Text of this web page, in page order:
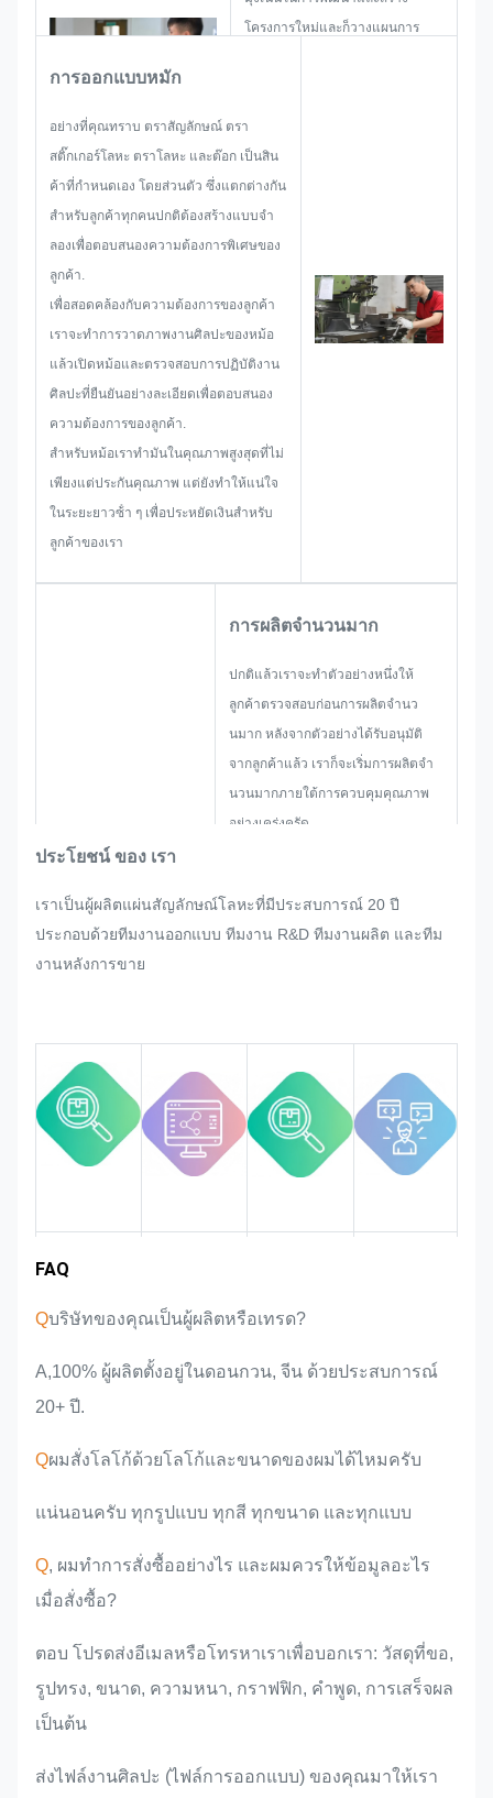
โครงการใหม่และก็วางแผนการ
สติ๊กเกอร์โลหะ, ตราสติ๊กเกอร์โลหะ
นั้น ทีมงานของเราจึงมีทักษะที่จะนํา
เสนอคําตอบที่ดีที่สุดให้คุณ
การออกแบบหมัก
อย่างที่คุณทราบ ตราสัญลักษณ์ ตรา
สติ๊กเกอร์โลหะ ตราโลหะ และต๊อก เป็นสิน
ค้าที่กําหนดเอง โดยส่วนตัว ซึ่งแตกต่างกัน
สําหรับลูกค้าทุกคนปกติต้องสร้างแบบจํา
ลองเพื่อตอบสนองความต้องการพิเศษของ
ลูกค้า.
เพื่อสอดคล้องกับความต้องการของลูกค้า
เราจะทําการวาดภาพงานศิลปะของหม้อ
แล้วเปิดหม้อและตรวจสอบการปฏิบัติงาน
ศิลปะที่ยืนยันอย่างละเอียดเพื่อตอบสนอง
ความต้องการของลูกค้า.
สําหรับหม้อเราทํามันในคุณภาพสูงสุดที่ไม่
เพียงแต่ประกันคุณภาพ แต่ยังทําให้แน่ใจ
ในระยะยาวซ้ํา ๆ เพื่อประหยัดเงินสําหรับ
ลูกค้าของเรา
การผลิตจํานวนมาก
ปกติแล้วเราจะทําตัวอย่างหนึ่งให้
ลูกค้าตรวจสอบก่อนการผลิตจํานว
นมาก หลังจากตัวอย่างได้รับอนุมัติ
จากลูกค้าแล้ว เราก็จะเริ่มการผลิตจํา
นวนมากภายใต้การควบคุมคุณภาพ
อย่างเคร่งครัด
ชื่อ, ตราสติ๊กเกอร์โลหะ, ตราสติ๊กเกอร์
โลหะและแท็ก, เราจะพยายามที่ดีที่สุด
จะตอบสนองความต้องการคุณภาพที่
เข้มงวด
ประโยชน์ ของ เรา
เราเป็นผู้ผลิตแผ่นสัญลักษณ์โลหะที่มีประสบการณ์ 20 ปี
ประกอบด้วยทีมงานออกแบบ ทีมงาน R&D ทีมงานผลิต และทีม
งานหลังการขาย
ประสบการณ์
FAQ
Qบริษัทของคุณเป็นผู้ผลิตหรือเทรด?
A,100% ผู้ผลิตตั้งอยู่ในดอนกวน, จีน ด้วยประสบการณ์
20+ ปี.
Qผมสั่งโลโก้ด้วยโลโก้และขนาดของผมได้ไหมครับ
แน่นอนครับ ทุกรูปแบบ ทุกสี ทุกขนาด และทุกแบบ
Q, ผมทําการสั่งซื้ออย่างไร และผมควรให้ข้อมูลอะไร
เมื่อสั่งซื้อ?
ตอบ โปรดส่งอีเมลหรือโทรหาเราเพื่อบอกเรา: วัสดุที่ขอ,
รูปทรง, ขนาด, ความหนา, กราฟฟิก, คําพูด, การเสร็จผล
เป็นต้น
ส่งไฟล์งานศิลปะ (ไฟล์การออกแบบ) ของคุณมาให้เรา